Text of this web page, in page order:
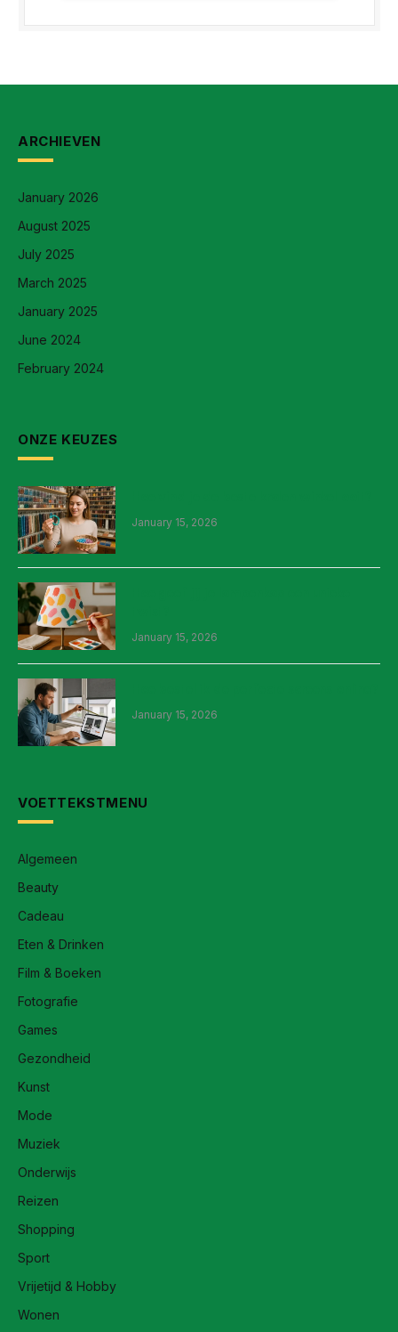
ARCHIEVEN
January 2026
August 2025
July 2025
March 2025
January 2025
June 2024
February 2024
ONZE KEUZES
January 15, 2026
January 15, 2026
January 15, 2026
VOETTEKSTMENU
Algemeen
Beauty
Cadeau
Eten & Drinken
Film & Boeken
Fotografie
Games
Gezondheid
Kunst
Mode
Muziek
Onderwijs
Reizen
Shopping
Sport
Vrijetijd & Hobby
Wonen